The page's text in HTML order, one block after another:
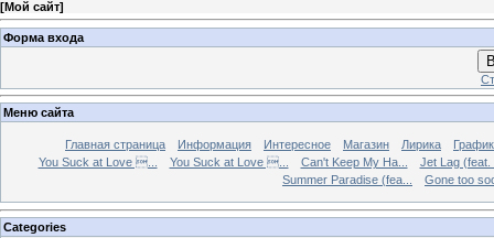
[Мой сайт]
Форма входа
Меню сайта
Главная страница Информация Интересное Магазин Лирика
You Suck at Love ...
You Suck at Love ... Can't Keep My Ha...
Jet Lag (feat.
Summer Paradise (fea...
Gone too
Categories